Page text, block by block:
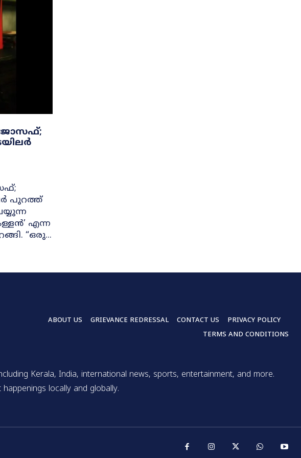
പുറത്ത്
എന്ന
ചിത്രത്തിന്റെ ട്രെയിലർ പുറത്തിറങ്ങി. “ഒരു...
ABOUT US GRIEVANCE REDRESSAL CONTACT US
PRIVACY POLICY
TERMS AND CONDITIONS
Kerala, India, international news, sports, entertainment, and more.
locally and globally.